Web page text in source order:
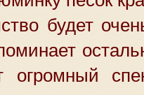
будет
огромный